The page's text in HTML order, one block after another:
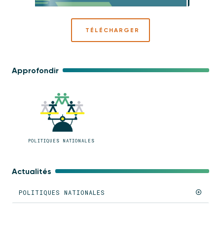
Approfondir
POLITIQUES NATIONALES
Actualités
POLITIQUES NATIONALES
TÉLÉCHARGER